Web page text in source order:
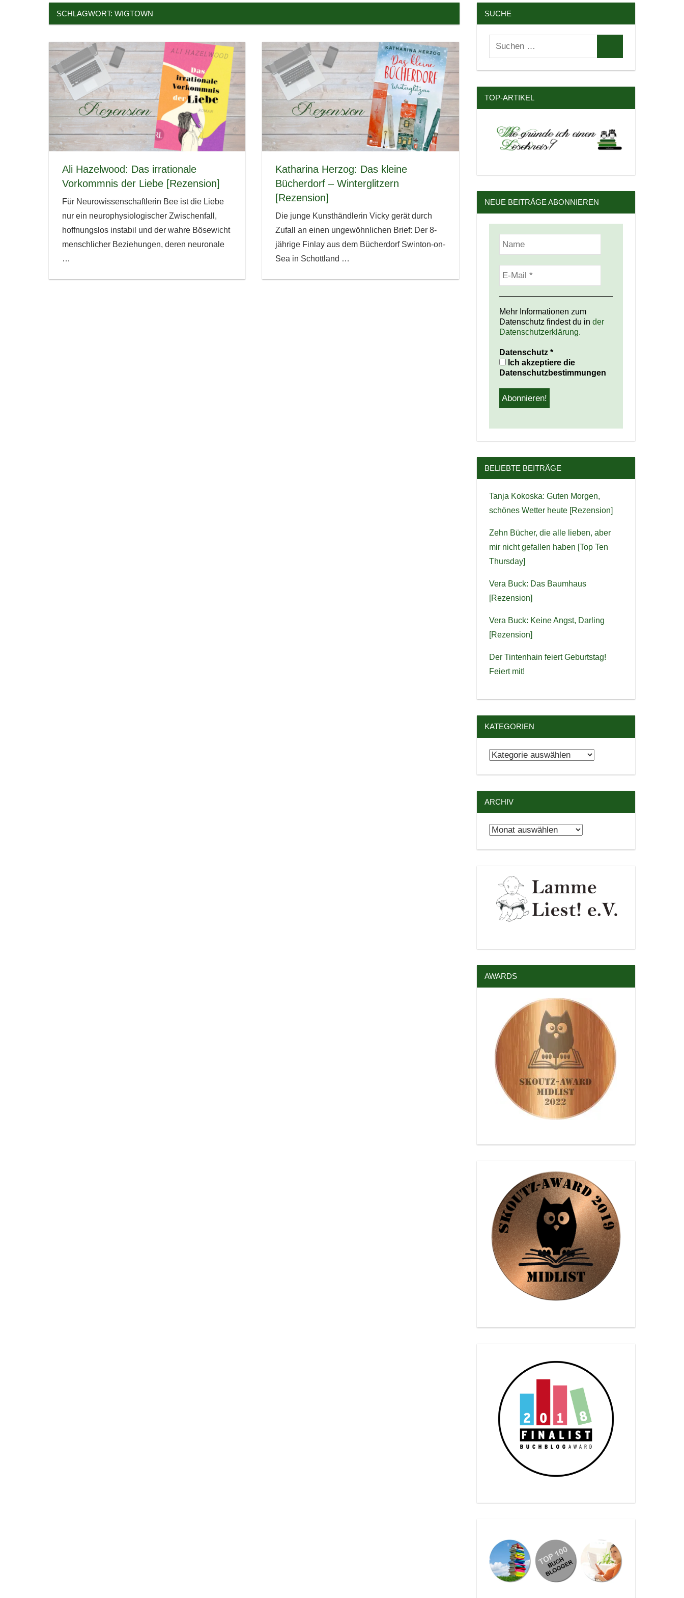
SCHLAGWORT: WIGTOWN
Ali Hazelwood: Das irrationale
Vorkommnis der Liebe [Rezension]
Für Neurowissenschaftlerin Bee ist die Liebe
nur ein neurophysiologischer Zwischenfall,
hoffnungslos instabil und der wahre Bösewicht
menschlicher Beziehungen, deren neuronale
…
Katharina Herzog: Das kleine
Bücherdorf – Winterglitzern
[Rezension]
Die junge Kunsthändlerin Vicky gerät durch
Zufall an einen ungewöhnlichen Brief: Der 8-
jährige Finlay aus dem Bücherdorf Swinton-on-
Sea in Schottland …
SUCHE
Suchen
nach:
TOP-ARTIKEL
NEUE BEITRÄGE ABONNIEREN
Mehr Informationen zum
Datenschutz findest du in der
Datenschutzerklärung.
Datenschutz *
Ich akzeptiere die
Datenschutzbestimmungen
BELIEBTE BEITRÄGE
Tanja Kokoska: Guten Morgen,
schönes Wetter heute [Rezension]
Zehn Bücher, die alle lieben, aber
mir nicht gefallen haben [Top Ten
Thursday]
Vera Buck: Das Baumhaus
[Rezension]
Vera Buck: Keine Angst, Darling
[Rezension]
Der Tintenhain feiert Geburtstag!
Feiert mit!
KATEGORIEN
Kategorien
ARCHIV
Archiv
AWARDS